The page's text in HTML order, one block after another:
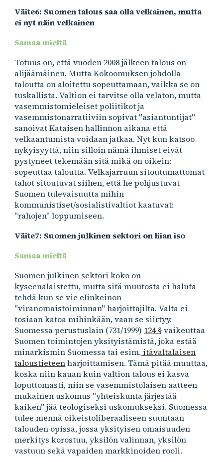
Väite6: Suomen talous saa olla velkainen, mutta
ei nyt näin velkainen
Samaa mieltä
Totuus on, että vuoden 2008 jälkeen talous on
alijäämäinen. Mutta Kokoomuksen johdolla
taloutta on aloitettu sopeuttamaan, vaikka se on
tuskallista. Valtion ei tarvitse olla velaton, mutta
vasemmistomieleiset poliitikot ja
vasemmistonarratiiviin sopivat "asiantuntijat"
sanoivat Kataisen hallinnon aikana että
velkaantumista voidaan jatkaa. Nyt kun katsoo
nykyisyyttä, niin silloin nämä ihmiset eivät
pystyneettekemään sitämikä on oikein:
sopeuttaa taloutta. Velkajarruun sitoutumattomat
tahot sitoutuvat siihen, että he pohjustuvat
Suomen tulevaisuutta mihin
kommunistiset/sosialistivaltiot kaatuvat:
"rahojen" loppumiseen.
Väite7: Suomen julkinen sektori on liian iso
Samaa mieltä
Suomen julkinen sektori koko on
kyseenalaistettu, mutta sitä muutosta ei haluta
tehdä kun se vie elinkeinon
"viranomaistoiminnan" harjoittajilta. Valta ei
tosiaan katoa mihinkään, vaan se siirtyy.
Suomessa perustuslain (731/1999) 124 §vaikeuttaa
Suomen toimintojen yksityistämistä, joka estää
minarkismin Suomessa tai esim. itävaltalaisen
taloustieteenharjoittamisen. Tämä pitää muuttaa,
koska niin kauan kuin valtion talous ei kasva
loputtomasti, niin se vasemmistolaisen aatteen
mukainen uskomus "yhteiskunta järjestää
kaiken" jää teologiseksi uskomukseksi. Suomessa
tulee mennä oikeistoliberaaliseen suuntaan
talouden opissa, jossa yksityisen omaisuuden
merkitys korostuu, yksilön valinnan, yksilön
vastuun sekä vapaiden markkinoiden rooli.